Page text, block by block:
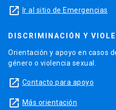
launch Ir al sitio de Emergencias
DISCRIMINACIÓN Y
Orientación y apoyo en casos
género o violencia sexual.
launch Contacto para apoyo
launch Más orientación